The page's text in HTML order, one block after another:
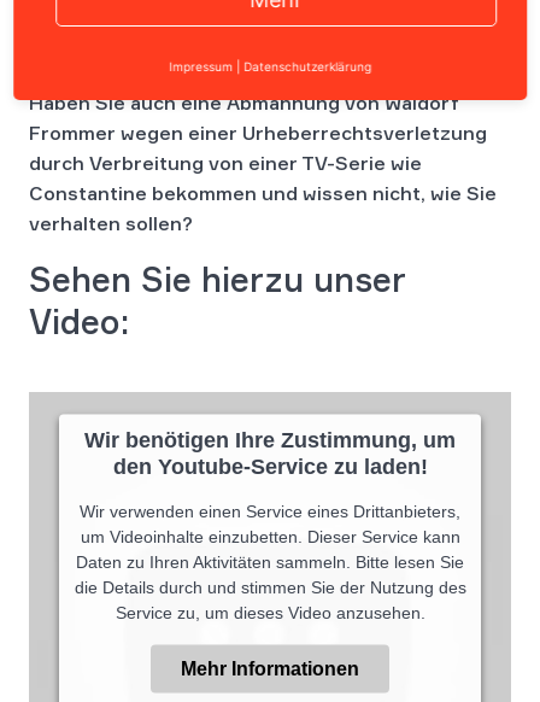
Haben Sie auch eine Abmahnung von Waldorf
Frommer wegen einer Urheberrechtsverletzung
durch Verbreitung von einer TV-Serie wie
Constantine bekommen und wissen nicht, wie Sie
verhalten sollen?
Sehen Sie hierzu unser
Video:
Wir benötigen Ihre Zustimmung, um
den Youtube-Service zu laden!
Wir verwenden einen Service eines Drittanbieters,
um Videoinhalte einzubetten. Dieser Service kann
Daten zu Ihren Aktivitäten sammeln. Bitte lesen Sie
die Details durch und stimmen Sie der Nutzung des
Service zu, um dieses Video anzusehen.
Mehr Informationen
Impressum Datenschutzerklärung